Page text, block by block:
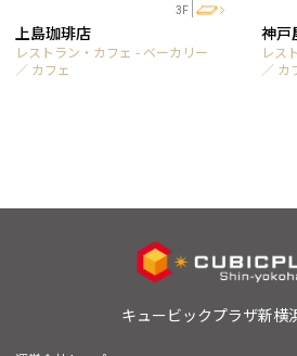
3F
上島珈琲店
レストラン・カフェ - ベーカリー
／ カフェ
神戸
レス
／ カ
キュービックプラザ新横